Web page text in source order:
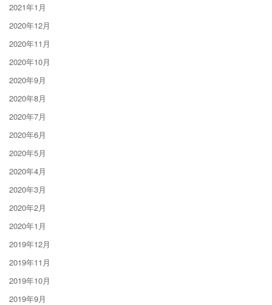
2021年1月
2020年12月
2020年11月
2020年10月
2020年9月
2020年8月
2020年7月
2020年6月
2020年5月
2020年4月
2020年3月
2020年2月
2020年1月
2019年12月
2019年11月
2019年10月
2019年9月